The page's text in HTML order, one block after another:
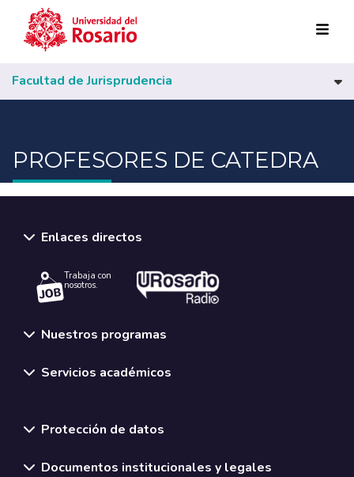
Pasar al contenido principal
Facultad de Jurisprudencia
PROFESORES DE CATEDRA
Enlaces directos
Trabaja con
nosotros.
Nuestros programas
Servicios académicos
Protección de datos
Documentos institucionales y legales